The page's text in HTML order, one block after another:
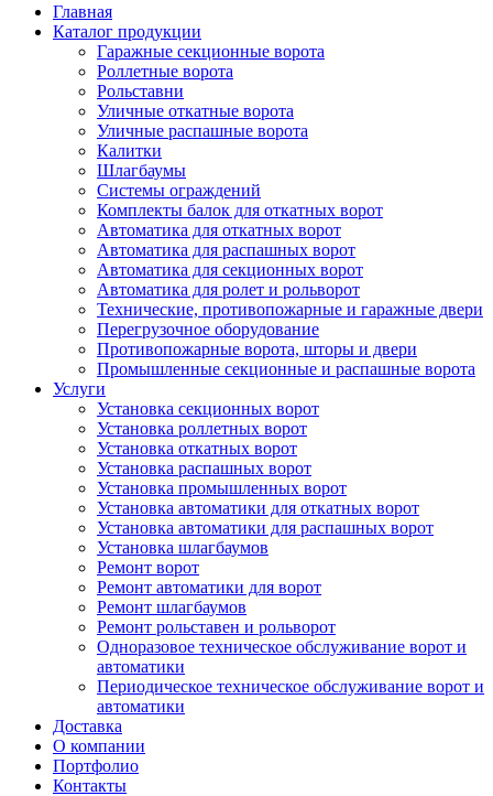
Главная
Каталог продукции
Гаражные секционные ворота
Роллетные ворота
Рольставни
Уличные откатные ворота
Уличные распашные ворота
Калитки
Шлагбаумы
Системы ограждений
Комплекты балок для откатных ворот
Автоматика для откатных ворот
Автоматика для распашных ворот
Автоматика для секционных ворот
Автоматика для ролет и рольворот
Технические, противопожарные и гаражные двери
Перегрузочное оборудование
Противопожарные ворота, шторы и двери
Промышленные секционные и распашные ворота
Услуги
Установка секционных ворот
Установка роллетных ворот
Установка откатных ворот
Установка распашных ворот
Установка промышленных ворот
Установка автоматики для откатных ворот
Установка автоматики для распашных ворот
Установка шлагбаумов
Ремонт ворот
Ремонт автоматики для ворот
Ремонт шлагбаумов
Ремонт рольставен и рольворот
Одноразовое техническое обслуживание ворот и
автоматики
Периодическое техническое обслуживание ворот и
автоматики
Доставка
О компании
Портфолио
Контакты